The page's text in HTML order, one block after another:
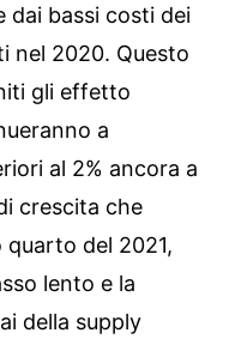
dai bassi costi dei
nel 2020. Questo
gli effetto
a
al 2% ancora a
crescita che
quarto del 2021,
lento e la
della supply